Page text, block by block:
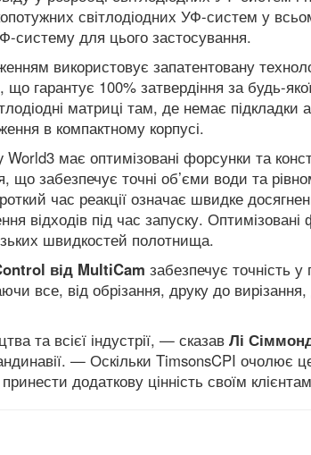
світлодіодних УФ-систем у
систему для цього застосування.
використовує запатентовану
гарантує 100% затвердіння за будь-
матриці там, де немає
в компактному корпусі.
має оптимізовані форсунки та
забезпечує точні об’єми води та
час реакції означає швидке
відходів під час запуску.
швидкостей полотнища.
від MultiCam забезпечує точність у
все, від обрізання, друку до
та всієї індустрії, — сказав Лі
— Оскільки TimsonsCPI очолює
додаткову цінність своїм